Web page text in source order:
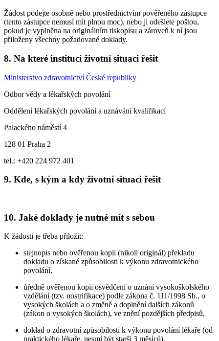
Žádost podejte osobně nebo prostřednictvím pověřeného zástupce
(tento zástupce nemusí mít plnou moc), nebo ji odešlete poštou,
pokud je vyplněna na originálním tiskopisu a zároveň k ní jsou
přiloženy všechny požadované doklady.
8. Na které instituci životní situaci řešit
Ministerstvo zdravotnictví České republiky
Odbor vědy a lékařských povolání
Oddělení lékařských povolání a uznávání kvalifikací
Palackého náměstí 4
128 01 Praha 2
tel.: +420 224 972 401
9. Kde, s kým a kdy životní situaci řešit
10. Jaké doklady je nutné mít s sebou
K žádosti je třeba přiložit:
stejnopis nebo ověřenou kopii (nikoli originál) překladu
dokladu o získané způsobilosti k výkonu zdravotnického
povolání,
úředně ověřenou kopii osvědčení o uznání vysokoškolského
vzdělání (tzv. nostrifikace) podle zákona č. 111/1998 Sb., o
vysokých školách a o změně a doplnění dalších zákonů
(zákon o vysokých školách), ve znění pozdějších předpisů,
doklad o zdravotní způsobilosti k výkonu povolání lékaře (od
praktického lékaře, nesmí být starší 3 měsíců),